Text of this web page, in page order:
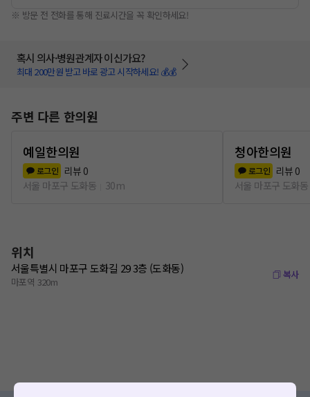
※ 방문 전 전화를 통해 진료시간을 꼭 확인하세요!
혹시 의사·병원관계자 이신가요?
최대 200만원 받고 바로 광고 시작하세요! 💰💰
주변 다른 한의원
예일한의원
로그인 리뷰 0
서울 마포구 도화동
30m
청아한의원
로그인 리뷰 0
서울 마포구 도화동
위치
서울특별시 마포구 도화길 29 3층 (도화동)
마포역 320m
복사